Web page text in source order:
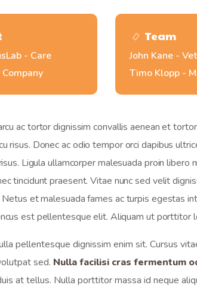
- Care
Team
John Kane -
Timo Klopp -
ac tortor dignissim convallis aenean et
risus. Donec ac odio tempor orci dapibus
Ligula ullamcorper malesuada proin
tincidunt praesent. Vitae nunc sed velit
et malesuada fames ac turpis egestas
est pellentesque elit. Aliquam ut porttitor
pellentesque dignissim enim sit. Cursus
sed. Nulla facilisi cras fermentum
at tellus. Nulla porttitor massa id neque